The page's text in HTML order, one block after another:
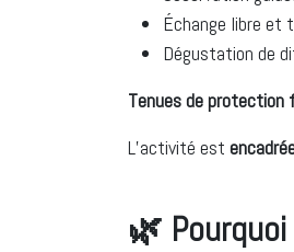
Échange libre et
Dégustation de
Tenues de
L’activité est
🌿